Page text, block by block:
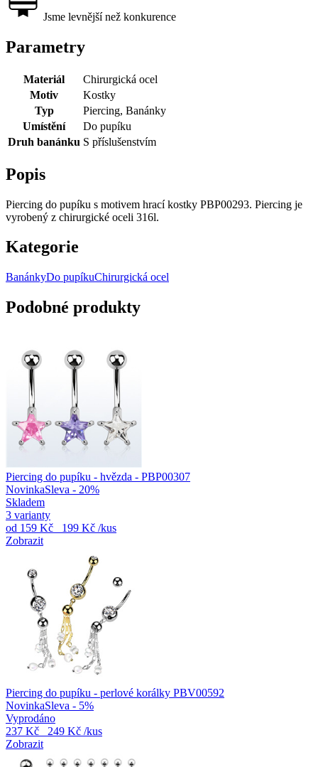
Jsme levnější než konkurence
Parametry
Materiál
Chirurgická ocel
Motiv
Kostky
Typ
Piercing, Banánky
Umístění
Do pupíku
Druh banánku S příslušenstvím
Popis
Piercing do pupíku s motivem hrací kostky PBP00293. Piercing je
vyrobený z chirurgické oceli 316l.
Kategorie
BanánkyDo pupíkuChirurgická ocel
Podobné produkty
Piercing do pupíku - hvězda - PBP00307
NovinkaSleva - 20%
Skladem
3 varianty
od 159 Kč 199 Kč /kus
Zobrazit
Piercing do pupíku - perlové korálky PBV00592
NovinkaSleva - 5%
Vyprodáno
237 Kč
249 Kč /kus
Zobrazit